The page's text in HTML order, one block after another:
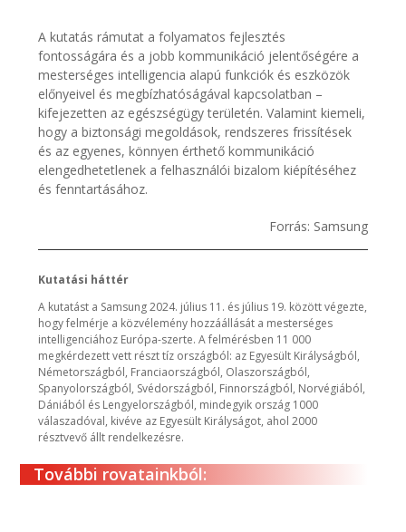
A kutatás rámutat a folyamatos fejlesztés
fontosságára és a jobb kommunikáció jelentőségére a
mesterséges intelligencia alapú funkciók és eszközök
előnyeivel és megbízhatóságával kapcsolatban –
kifejezetten az egészségügy területén. Valamint kiemeli,
hogy a biztonsági megoldások, rendszeres frissítések
és az egyenes, könnyen érthető kommunikáció
elengedhetetlenek a felhasználói bizalom kiépítéséhez
és fenntartásához.
Forrás: Samsung
Kutatási háttér
A kutatást a Samsung 2024. július 11. és július 19. között végezte,
hogy felmérje a közvélemény hozzáállását a mesterséges
intelligenciához Európa-szerte. A felmérésben 11 000
megkérdezett vett részt tíz országból: az Egyesült Királyságból,
Németországból, Franciaországból, Olaszországból,
Spanyolországból, Svédországból, Finnországból, Norvégiából,
Dániából és Lengyelországból, mindegyik ország 1000
válaszadóval, kivéve az Egyesült Királyságot, ahol 2000
résztvevő állt rendelkezésre.
További rovatainkból: